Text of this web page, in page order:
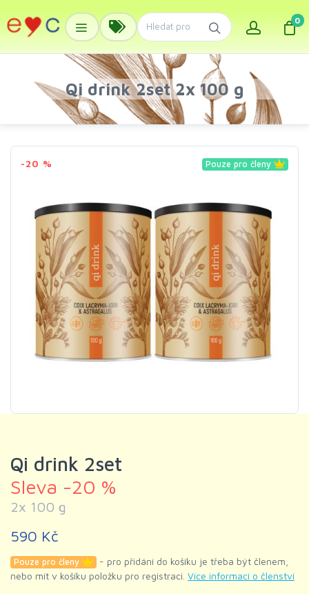
0
Qi drink 2set 2x 100 g
-20 % Pouze pro členy
Qi drink 2set
Sleva -20 %
2x 100 g
590 Kč
Pouze pro členy
- pro přidání do košíku je třeba být členem,
nebo mít v košíku položku pro registraci. Více informací o členství